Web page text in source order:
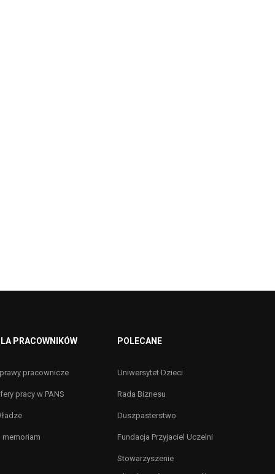
PRACOWNIKÓW
pracownicze
pracy w PANS
memoriam
POLECANE
Uniwersytet Dzieci
Rada Biznesu
Duszpasterstwo
Fundacja Przyjaciel Uczelni
Stowarzyszenie